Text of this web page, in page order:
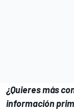
¿Quieres más
información